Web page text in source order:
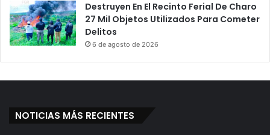
Destruyen En El Recinto Ferial De Charo
27 Mil Objetos Utilizados Para Cometer
Delitos
6 de agosto de 2026
NOTICIAS MÁS RECIENTES